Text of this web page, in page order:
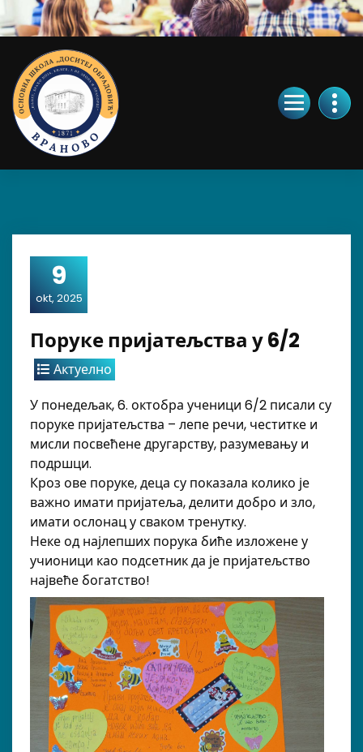
to
Content
9
okt, 2025
Поруке пријатељства у 6/2
Актуелно
У понедељак, 6. октобра ученици 6/2 писали су
поруке пријатељства – лепе речи, честитке и
мисли посвећене другарству, разумевању и
подршци.
Кроз ове поруке, деца су показала колико је
важно имати пријатеља, делити добро и зло,
имати ослонац у сваком тренутку.
Неке од најлепших порука биће изложене у
учионици као подсетник да је пријатељство
највеће богатство!